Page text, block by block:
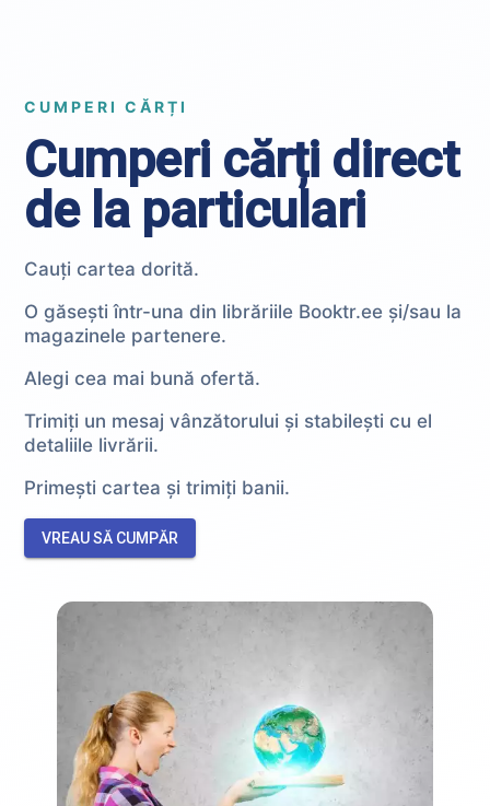
CUMPERI CĂRȚI
Cumperi cărți direct
de la particulari
Cauți cartea dorită.
O găsești într-una din librăriile Booktr.ee și/sau la
magazinele partenere.
Alegi cea mai bună ofertă.
Trimiți un mesaj vânzătorului și stabilești cu el
detaliile livrării.
Primești cartea și trimiți banii.
VREAU SĂ CUMPĂR